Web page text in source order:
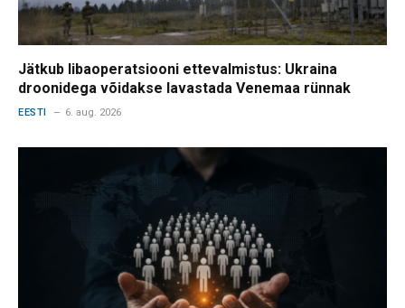
Jätkub libaoperatsiooni ettevalmistus: Ukraina
droonidega võidakse lavastada Venemaa rünnak
EESTI 6. aug. 2026